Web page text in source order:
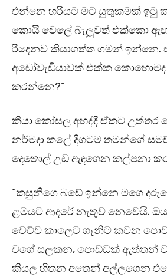
එන්නෙ හරියට මට යුතුකමක් ඉටු
කොයි වෙලේ බැලුවත් එක්කො
රිදෙනව කියාගත්ත ගමන් ඉන්නෙ.
අඬෝවැඩියාවක් එක්ක
කරන්නෙ?”
කියා කෝසල අහද්දී ඒකට උත්තර
නර්මදා කලේ දිගටම තමන්ගේ
දෙතොල් උඩ ඇඳගෙන කල්පනා
“කසුනිගෙ බඩේ ඉන්නෙ මගෙ
ළමයට ආදරේ නැතුව නෙවෙයි.
වෙච්ච කාලෙට ගෑනිට කවන
වගේ සලකන, පොඩ්ඩක් ඇත්‍තන්
කියල හිතන අතෙන් අල්ලගෙන